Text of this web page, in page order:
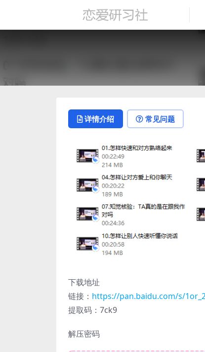
详情介绍 常见问题
下载地址
链接： https://pan.baidu.com/s/
提取码：7ck9
解压密码